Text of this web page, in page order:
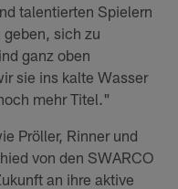
talentierten Spielern
geben, sich zu
ganz oben
sie ins kalte Wasser
mehr Titel."
Pröller, Rinner und
von den SWARCO
an ihre aktive